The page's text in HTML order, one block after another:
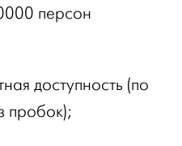
персон
доступность (по
пробок);